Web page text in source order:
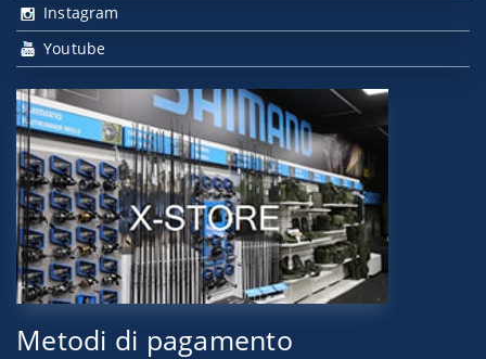
Instagram
Youtube
Metodi di pagamento